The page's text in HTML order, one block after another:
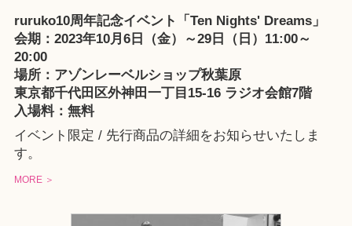
ruruko10周年記念イベント「Ten Nights' Dreams」
会期：2023年10月6日（金）～29日（日）11:00～
20:00
場所： アゾンレーベルショップ秋葉原
東京都千代田区外神田一丁目15-16 ラジオ会館7階
入場料：無料
イベント限定 / 先行商品の詳細をお知らせいたしま
す。
MORE ＞